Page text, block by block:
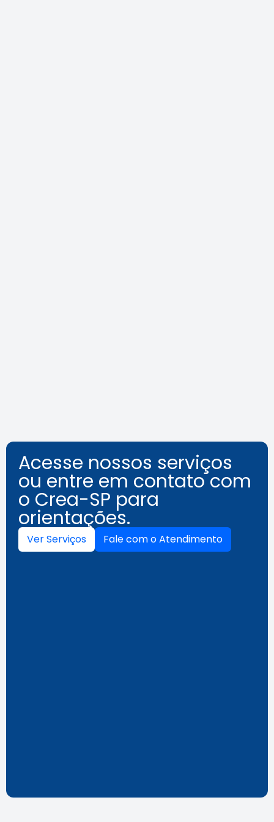
Acesse nossos serviços
ou entre em contato com
o Crea-SP para
orientações.
Ver Serviços Fale com o Atendimento